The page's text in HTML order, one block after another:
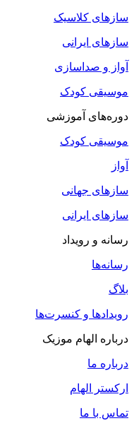
سازهای کلاسیک
سازهای ایرانی
آواز و صداسازی
موسیقی کودک
دوره‌های آموزشی
موسیقی کودک
آواز
سازهای جهانی
سازهای ایرانی
رسانه و رویداد
رسانه‌ها
بلاگ
رویدادها و کنسرت‌ها
درباره الهام موزیک
درباره ما
ارکستر الهام
تماس با ما